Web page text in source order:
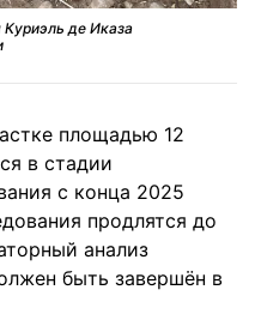
де Иказа
площадью 12
в стадии
с конца 2025
продлятся до
анализ
быть завершён в